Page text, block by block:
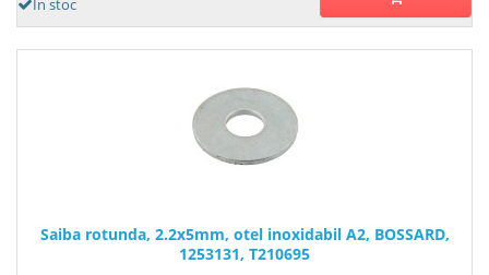
În stoc
Saiba rotunda, 2.2x5mm, otel inoxidabil A2, BOSSARD,
1253131, T210695